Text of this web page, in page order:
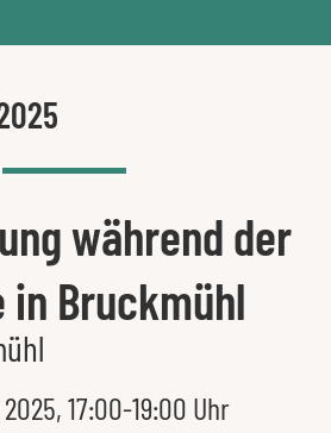
während der
in Bruckmühl
17:00-19:00 Uhr